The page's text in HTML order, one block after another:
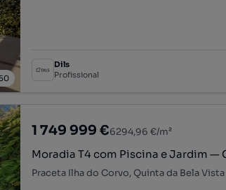
Dils
Profissional
1 749 999 €6294,96 €/m²
Moradia T4 com Piscina e Jardim —